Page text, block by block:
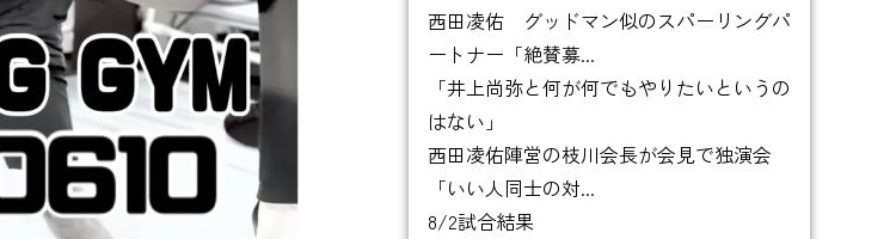
西田凌佑 グッドマン似のスパーリングパ
ートナー「絶賛募...
「井上尚弥と何が何でもやりたいというの
はない」
西田凌佑陣営の枝川会長が会見で独演会
「いい人同士の対...
8/2試合結果